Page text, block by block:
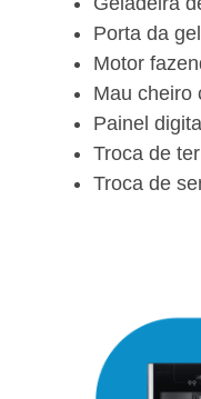
Porta da
Motor
Mau cheiro
Painel
Troca de
Troca de